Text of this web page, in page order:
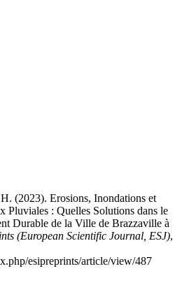
(2023). Erosions, Inondations et
Pluviales : Quelles Solutions dans le
Durable de la Ville de Brazzaville à
(European Scientific Journal, ESJ),
esipreprints/article/view/487